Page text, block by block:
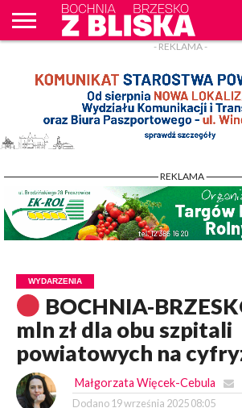
WPROST
REKLAM
- REKLAMA -
- REKLAMA -
WYDARZENIA
BOCHNIA-
mln zł dla obu szpitali
powiatowych na
Małgorzata Więcek-Cebula
Dodano 19 września 2025 08:05